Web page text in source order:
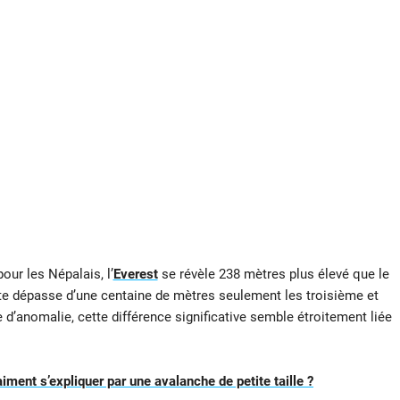
les Népalais, l’Everestse révèle 238 mètres plus élevé que le
dépasse d’une centaine de mètres seulement les troisième et
cette différence significative semble étroitement liée
s’expliquer par une avalanche de petite taille ?